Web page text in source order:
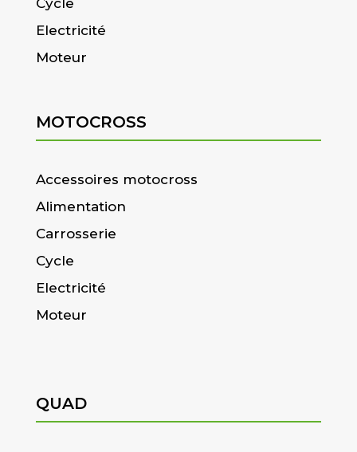
Cycle
Electricité
Moteur
MOTOCROSS
Accessoires motocross
Alimentation
Carrosserie
Cycle
Electricité
Moteur
QUAD